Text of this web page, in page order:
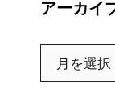
アーカイ